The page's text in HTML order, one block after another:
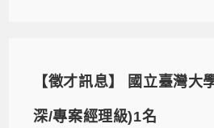
【徵才訊息】 國立臺灣大
深/專案經理級)1名